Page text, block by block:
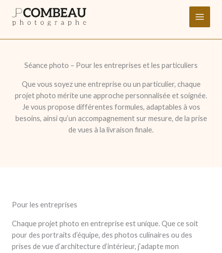
contenu
Séance photo – Pour les entreprises et les particuliers
Que vous soyez une entreprise ou un particulier, chaque
projet photo mérite une approche personnalisée et soignée.
Je vous propose différentes formules, adaptables à vos
besoins, ainsi qu’un accompagnement sur mesure, de la prise
de vues à la livraison finale.
Pour les entreprises
Chaque projet photo en entreprise est unique. Que ce soit
pour des portraits d’équipe, des photos culinaires ou des
prises de vue d’architecture d’intérieur, j’adapte mon